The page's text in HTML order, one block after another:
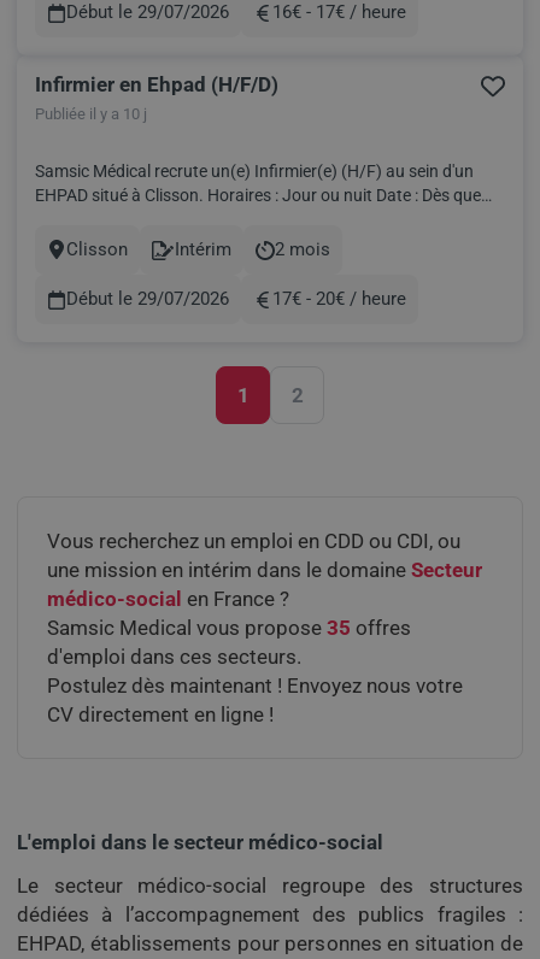
Début le 29/07/2026
Rémunération
16€ - 17€ / heure
Infirmier en Ehpad (H/F/D)
Publiée il y a 10 j
Samsic Médical recrute un(e) Infirmier(e) (H/F) au sein d'un
EHPAD situé à Clisson. Horaires : Jour ou nuit Date : Dès que
par des professionnels de santé, nous développons votre
Ville
Clisson
Contract
Intérim
Durée
2 mois
Début le 29/07/2026
Rémunération
17€ - 20€ / heure
1 2
Vous recherchez un emploi en CDD ou CDI, ou
une mission en intérim dans le domaine Secteur
médico-social en France ?
Samsic Medical vous propose 35 offres
d'emploi dans ces secteurs.
Postulez dès maintenant ! Envoyez nous votre
CV directement en ligne !
L'emploi dans le secteur médico-social
Le secteur médico-social regroupe des structures
dédiées à l’accompagnement des publics fragiles :
EHPAD, établissements pour personnes en situation de